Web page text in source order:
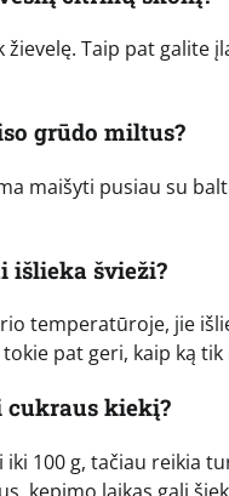
žievelę. Taip pat
grūdo miltus?
maišyti pusiau su
išlieka švieži?
temperatūroje, jie
pat geri, kaip ką tik
kiekį?
100 g, tačiau reikia